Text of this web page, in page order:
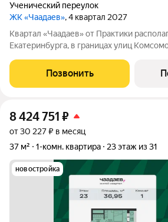
Ученический переулок
ЖК «Чаадаев», 4 квартал 2027
Квартал «Чаадаев» от Практики
Екатеринбурга, в границах улиц
предлагая резидентам тишину в центре
доступности ведущие вузы, театры,
Позвонить
8 424 751 ₽
от 30 227 ₽ в месяц
37 м²
1-комн. квартира 23 этаж из 31
новостройка